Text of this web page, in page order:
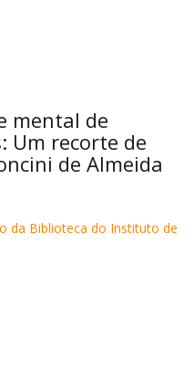
mental de
Um recorte de
de Almeida
da Biblioteca do Instituto de